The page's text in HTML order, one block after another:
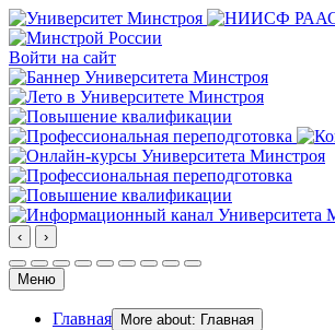
Войти на сайт
‹ ›
Меню
Главная More about: Главная